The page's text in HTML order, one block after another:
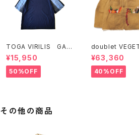
TOGA VIRILIS GAR
MENT DYE T-SHIRT
(Green、Navy)
¥15,950
50%OFF
doublet VEGETABLE
EMBROIDERY
JACKET
¥63,360
40%OFF
その他の商品